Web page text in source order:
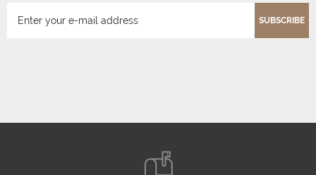
SUBSCRIBE